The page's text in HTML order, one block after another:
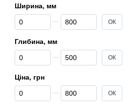
Ширина, мм
Від Ширина, мм
До Ширина, мм ОК
Глибина, мм
Від Глибина, мм
До Глибина, мм ОК
Ціна, грн
Від Ціна, грн
До Ціна, грн ОК